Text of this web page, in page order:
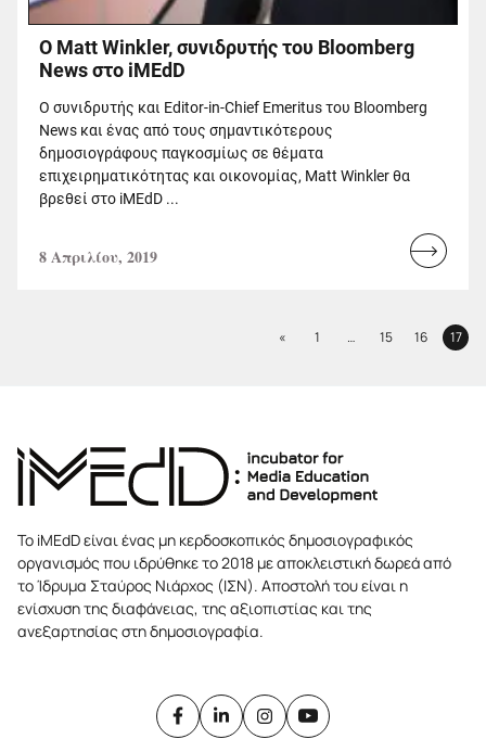
Ο Matt Winkler, συνιδρυτής του Bloomberg
News στο iMEdD
Ο συνιδρυτής και Editor-in-Chief Emeritus του Bloomberg
News και ένας από τους σημαντικότερους
δημοσιογράφους παγκοσμίως σε θέματα
επιχειρηματικότητας και οικονομίας, Matt Winkler θα
βρεθεί στο iMEdD ...
8 Απριλίου, 2019
Read
«PreviousPage
1 … Page
15 Page
16 Page
17
Το iMEdD είναι ένας μη κερδοσκοπικός δημοσιογραφικός
οργανισμός που ιδρύθηκε το 2018 με αποκλειστική δωρεά από
το Ίδρυμα Σταύρος Νιάρχος (ΙΣΝ). Αποστολή του είναι η
ενίσχυση της διαφάνειας, της αξιοπιστίας και της
ανεξαρτησίας στη δημοσιογραφία.